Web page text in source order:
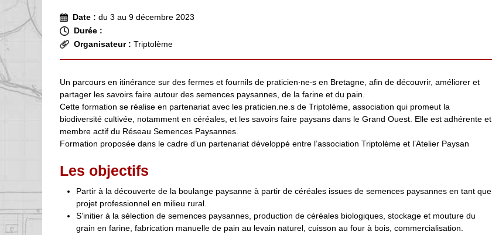
Date : du 3 au 9 décembre 2023
Durée :
Organisateur : Triptolème
Un parcours en itinérance sur des fermes et fournils de praticien∙ne∙s en Bretagne, afin de découvrir, améliorer et
partager les savoirs faire autour des semences paysannes, de la farine et du pain.
Cette formation se réalise en partenariat avec les praticien.ne.s de Triptolème, association qui promeut la
biodiversité cultivée, notamment en céréales, et les savoirs faire paysans dans le Grand Ouest. Elle est adhérente et
membre actif du Réseau Semences Paysannes.
Formation proposée dans le cadre d’un partenariat développé entre l’association Triptolème et l’Atelier Paysan
Les objectifs
Partir à la découverte de la boulange paysanne à partir de céréales issues de semences paysannes en tant que
projet professionnel en milieu rural.
S’initier à la sélection de semences paysannes, production de céréales biologiques, stockage et mouture du
grain en farine, fabrication manuelle de pain au levain naturel, cuisson au four à bois, commercialisation.